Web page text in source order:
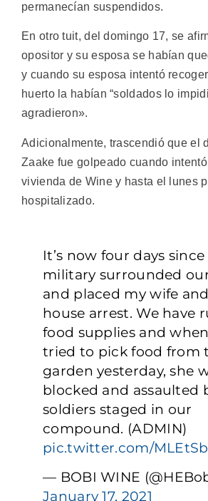
permanecían suspendidos.
En otro tuit, del domingo 17, se
opositor y su esposa se habían
y cuando su esposa intentó
huerto la habían “soldados lo
agradieron».
Adicionalmente, trascendió que el
Zaake fue golpeado cuando
vivienda de Wine y hasta el lunes
hospitalizado.
It’s now four days
military surrounded
and placed my wife
house arrest. We have
food supplies and
tried to pick food from
garden yesterday, she
blocked and assaulted
soldiers staged in our
compound. (ADMIN)
pic.twitter.com/
— BOBI WINE
January 17, 2021